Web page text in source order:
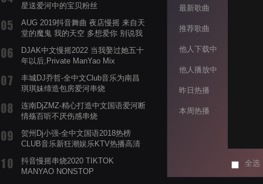
星送爱河中的宝贝粉丝
AUG 2019抖音舞曲 夜店慢摇 来自天
堂的魔鬼 我的天空 多想爱你 别说我
DJAK中文慢摇2022 当我娶过她五十
年以后,Private ManYao Mix
丰城DJ乔哲-全中文Club音乐为南昌
琪琪妹缔造包房爱河串烧
连南DjZMZ-精心打造中文国语爱河断
情殇百听不厌伤感串烧
贺州Dj小强-全中文国语2018热榜
CLUB音乐新狂潮娱乐KTV热播高清
抖音慢摇串烧2020 TIKTOK
MANYAO NONSTOP
最新歌曲
推荐歌曲
他人下载中
他人播放中
昨日热播
本周热播
全选